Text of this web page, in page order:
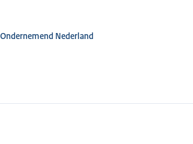
Nederland